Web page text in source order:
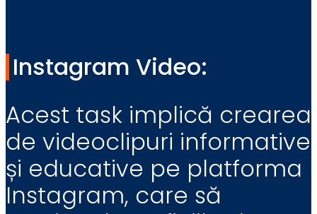
Instagram Video:
Acest task implică crearea
de videoclipuri informative
și educative pe platforma
Instagram, care să